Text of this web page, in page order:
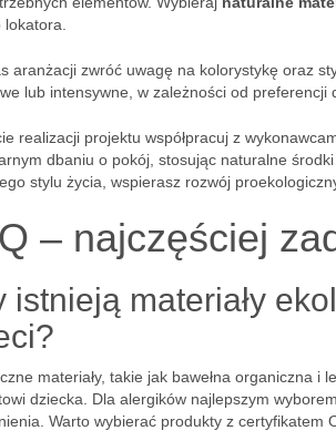
lokatora.
aranżacji zwróć uwagę na kolorystykę oraz
lub intensywne, w zależności od preferencji
realizacji projektu współpracuj z
dbaniu o pokój, stosując naturalne
stylu życia, wspierasz rozwój
– najczęściej
istnieją materiały
materiały, takie jak bawełna organiczna
dziecka. Dla alergików najlepszym
Warto wybierać produkty z certyfikatem